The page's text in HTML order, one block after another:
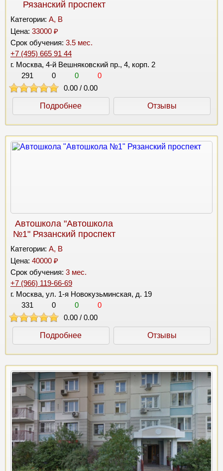
Рязанский проспект
Категории: A, B
Цена: 33000 ₽
Срок обучения: 3.5 мес.
+7 (495) 665 91 44
г. Москва, 4-й Вешняковский пр., 4, корп. 2
291
0 0
0
0.00 / 0.00
Подробнее Отзывы
Автошкола "Автошкола
№1" Рязанский проспект
Категории: A, B
Цена: 40000 ₽
Срок обучения: 3 мес.
+7 (966) 119-66-69
г. Москва, ул. 1-я Новокузьминская, д. 19
331
0 0
0
0.00 / 0.00
Подробнее Отзывы